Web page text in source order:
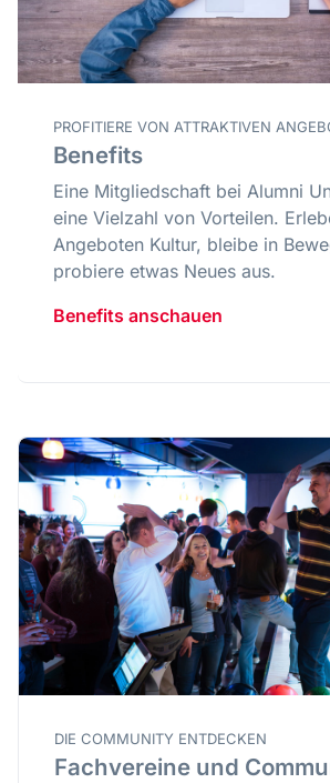
PROFITIERE VON ATTRAKTIVEN
Benefits
Eine Mitgliedschaft bei Alumni
eine Vielzahl von Vorteilen.
Angeboten Kultur, bleibe in
probiere etwas Neues aus.
Benefits anschauen
DIE COMMUNITY ENTDECKEN
Fachvereine und